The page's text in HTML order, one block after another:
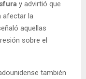
y advirtió que
afectar la
aquellas
sobre el
también